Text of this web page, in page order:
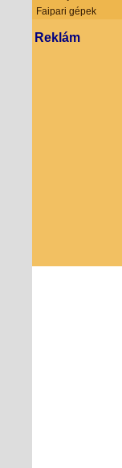
Faipari gépek
Reklám